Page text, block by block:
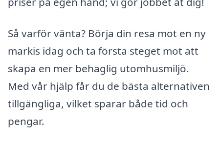
Så varför vänta? Börja din resa mot en ny
markis idag och ta första steget mot att
skapa en mer behaglig utomhusmiljö.
Med vår hjälp får du de bästa alternativen
tillgängliga, vilket sparar både tid och
pengar.